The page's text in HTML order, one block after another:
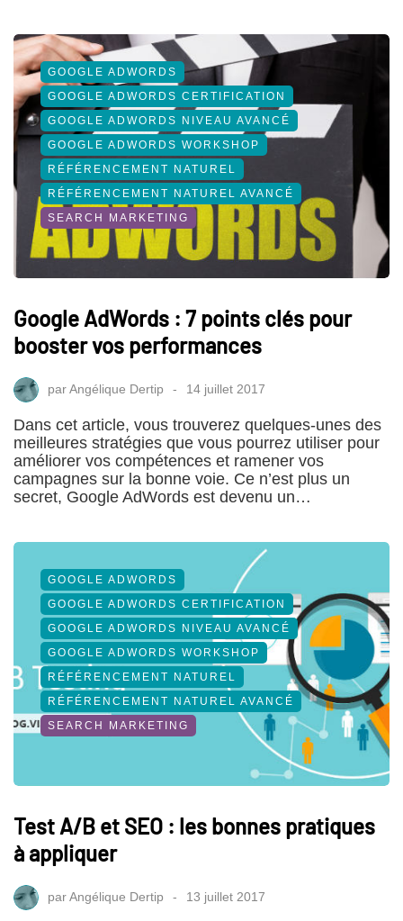
GOOGLE ADWORDS
GOOGLE ADWORDS CERTIFICATION
GOOGLE ADWORDS NIVEAU AVANCÉ
GOOGLE ADWORDS WORKSHOP
RÉFÉRENCEMENT NATUREL
RÉFÉRENCEMENT NATUREL AVANCÉ
SEARCH MARKETING
Google AdWords : 7 points clés pour
booster vos performances
parAngélique Dertip 14 juillet 2017
Dans cet article, vous trouverez quelques-unes des
meilleures stratégies que vous pourrez utiliser pour
améliorer vos compétences et ramener vos
campagnes sur la bonne voie. Ce n’est plus un
secret, Google AdWords est devenu un…
GOOGLE ADWORDS
GOOGLE ADWORDS CERTIFICATION
GOOGLE ADWORDS NIVEAU AVANCÉ
GOOGLE ADWORDS WORKSHOP
RÉFÉRENCEMENT NATUREL
RÉFÉRENCEMENT NATUREL AVANCÉ
SEARCH MARKETING
Test A/B et SEO : les bonnes pratiques
à appliquer
parAngélique Dertip 13 juillet 2017